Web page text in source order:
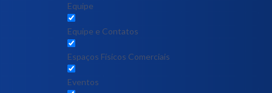
Equipe
Equipe e Contatos
Espaços Físicos Comerciais
Eventos